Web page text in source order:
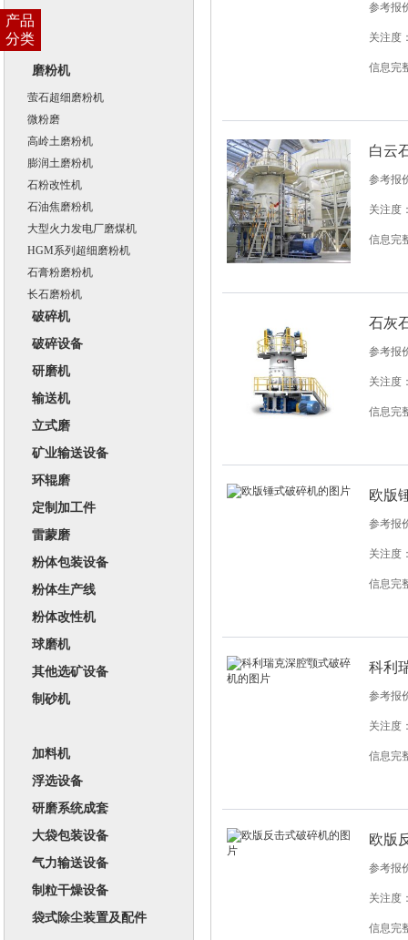
产品
分类
磨粉机
萤石超细磨粉机
微粉磨
高岭土磨粉机
膨润土磨粉机
石粉改性机
石油焦磨粉机
大型火力发电厂磨煤机
HGM系列超细磨粉机
石膏粉磨粉机
长石磨粉机
破碎机
破碎设备
研磨机
输送机
立式磨
矿业输送设备
环辊磨
定制加工件
雷蒙磨
粉体包装设备
粉体生产线
粉体改性机
球磨机
其他选矿设备
制砂机
加料机
浮选设备
研磨系统成套
大袋包装设备
气力输送设备
制粒干燥设备
袋式除尘装置及配件
参考报
关注度
信息完
白云
参考报
关注度
信息完
石灰
参考报
关注度
信息完
欧版
参考报
关注度
信息完
科利
参考报
关注度
信息完
欧版
参考报
关注度
信息完